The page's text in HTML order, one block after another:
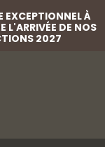
41
EXCEPTIONNEL À
L'ARRIVÉE DE NOS
2027